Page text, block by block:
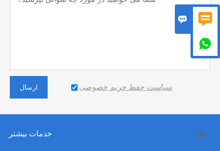
ارسال سیاست حفظ حریم خصوصی
خدمات بیشتر
 
